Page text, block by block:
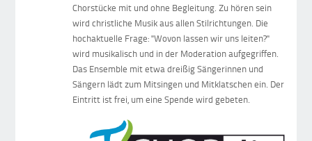
Chorstücke mit und ohne Begleitung. Zu hören sein
wird christliche Musik aus allen Stilrichtungen. Die
hochaktuelle Frage: "Wovon lassen wir uns leiten?"
wird musikalisch und in der Moderation aufgegriffen.
Das Ensemble mit etwa dreißig Sängerinnen und
Sängern lädt zum Mitsingen und Mitklatschen ein. Der
Eintritt ist frei, um eine Spende wird gebeten.